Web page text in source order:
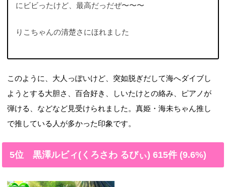
にビビったけど、最高だっだぜ〜〜〜
りこちゃんの清楚さにほれました
このように、大人っぽいけど、突如脱ぎだして海へダイブし
ようとする大胆さ、百合好き、しいたけとの絡み、ピアノが
弾ける、などなど見受けられました。真姫・海未ちゃん推し
で推している人が多かった印象です。
5位 黒澤ルビィ(くろさわ るびぃ) 615件 (9.6%)